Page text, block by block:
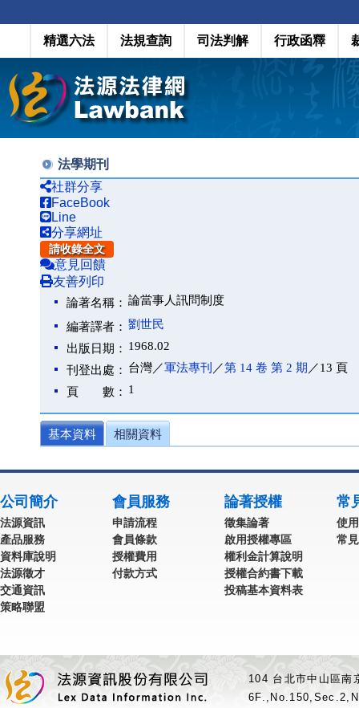
精選六法 法規查詢 司法判解 行政函釋
法學期刊
社群分享
FaceBook
Line
分享網址
請收錄全文
意見回饋
友善列印
論著名稱： 論當事人訊問制度
編著譯者： 劉世民
出版日期： 1968.02
刊登出處： 台灣／軍法專刊 ／第 14 卷 第 2 期 ／13 頁
頁 數： 1
基本資料 相關資料
公司簡介
法源資訊
產品服務
資料庫說明
法源徵才
交通資訊
策略聯盟
會員服務
申請流程
會員條款
授權費用
付款方式
論著授權
徵集論著
啟用授權專區
權利金計算說明
授權合約書下載
投稿基本資料表
常
使
常
104 台北市中山區